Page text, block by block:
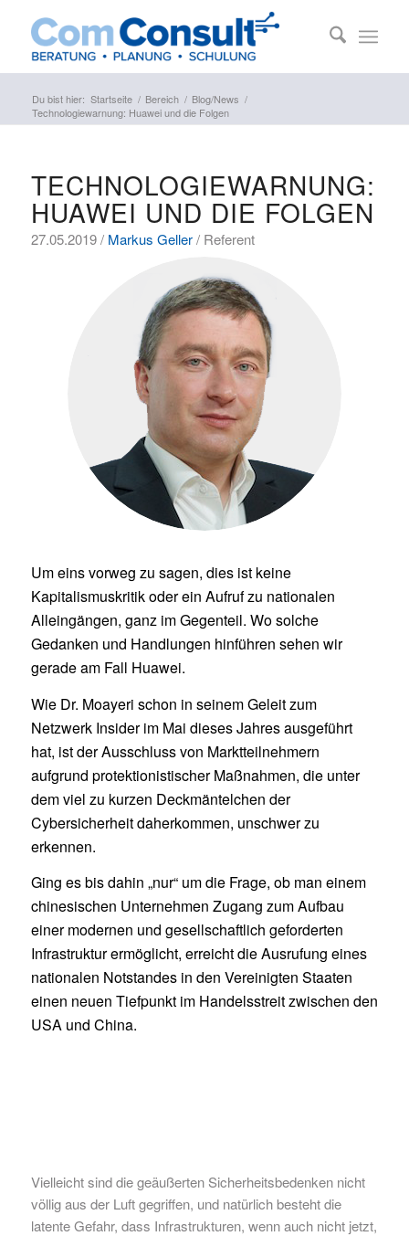
Du bist hier: Startseite / Bereich / Blog/News /
Technologiewarnung: Huawei und die Folgen
TECHNOLOGIEWARNUNG:
HUAWEI UND DIE FOLGEN
27.05.2019 / Markus Geller/ Referent
Um eins vorweg zu sagen, dies ist keine
Kapitalismuskritik oder ein Aufruf zu nationalen
Alleingängen, ganz im Gegenteil. Wo solche
Gedanken und Handlungen hinführen sehen wir
gerade am Fall Huawei.
Wie Dr. Moayeri schon in seinem Geleit zum
Netzwerk Insider im Mai dieses Jahres ausgeführt
hat, ist der Ausschluss von Marktteilnehmern
aufgrund protektionistischer Maßnahmen, die unter
dem viel zu kurzen Deckmäntelchen der
Cybersicherheit daherkommen, unschwer zu
erkennen.
Ging es bis dahin „nur“ um die Frage, ob man einem
chinesischen Unternehmen Zugang zum Aufbau
einer modernen und gesellschaftlich geforderten
Infrastruktur ermöglicht, erreicht die Ausrufung eines
nationalen Notstandes in den Vereinigten Staaten
einen neuen Tiefpunkt im Handelsstreit zwischen den
USA und China.
Vielleicht sind die geäußerten Sicherheitsbedenken nicht
völlig aus der Luft gegriffen, und natürlich besteht die
latente Gefahr, dass Infrastrukturen, wenn auch nicht jetzt,